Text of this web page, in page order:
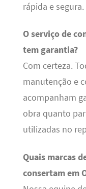
rápida e segura.
O serviço de
tem garantia?
Com certeza.
manutenção e
acompanham
obra quanto
utilizadas no
Quais marcas
consertam em